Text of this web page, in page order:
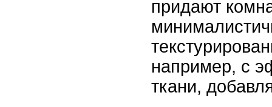
придают
например, с
ткани,